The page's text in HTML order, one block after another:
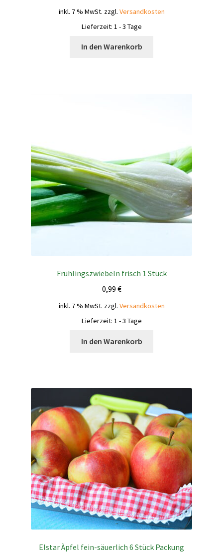
inkl. 7 % MwSt. zzgl. Versandkosten
Lieferzeit: 1 - 3 Tage
In den Warenkorb
Frühlingszwiebeln frisch 1 Stück
0,99 €
inkl. 7 % MwSt. zzgl. Versandkosten
Lieferzeit: 1 - 3 Tage
In den Warenkorb
Elstar Äpfel fein-säuerlich 6 Stück Packung